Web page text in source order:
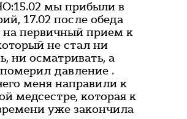
мы прибыли в
17.02 после обеда
первичный прием к
не стал ни
ни осматривать, а
давление .
меня направили к
медсестре, которая к
уже закончила